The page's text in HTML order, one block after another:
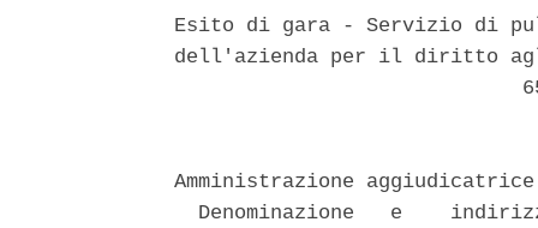
Esito di gara - Servizio di
dell'azienda per il diritto
Amministrazione
Denominazione   e